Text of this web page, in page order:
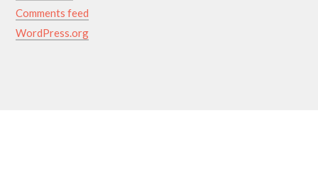
Comments feed
WordPress.org